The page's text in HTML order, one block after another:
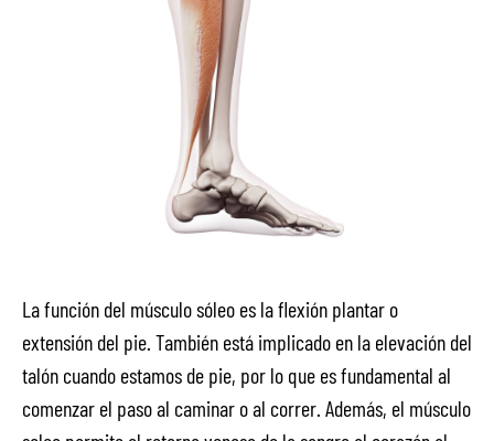
La función del músculo sóleo es la flexión plantar o
extensión del pie. También está implicado en la elevación del
talón cuando estamos de pie, por lo que es fundamental al
comenzar el paso al caminar o al correr. Además, el músculo